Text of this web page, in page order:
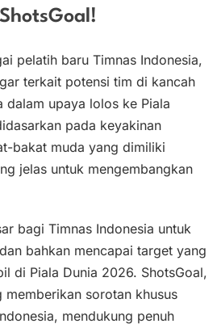
pelatih baru Timnas Indonesia,
terkait potensi tim di kancah
dalam upaya lolos ke Piala
pada keyakinan
bakat muda yang dimiliki
jelas untuk mengembangkan
bagi Timnas Indonesia untuk
bahkan mencapai target yang
di Piala Dunia 2026. ShotsGoal,
sorotan khusus
mendukung penuh